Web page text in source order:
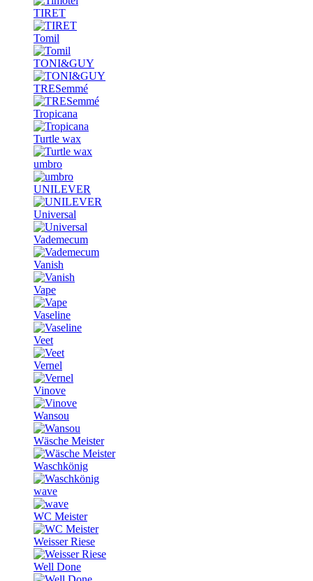
TIRET
Tomil
TONI&GUY
TRESemmé
Tropicana
Turtle wax
umbro
UNILEVER
Universal
Vademecum
Vanish
Vape
Vaseline
Veet
Vernel
Vinove
Wansou
Wäsche Meister
Waschkönig
wave
WC Meister
Weisser Riese
Well Done